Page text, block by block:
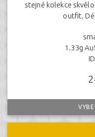
stejné kolekce
outfit.
1.33g